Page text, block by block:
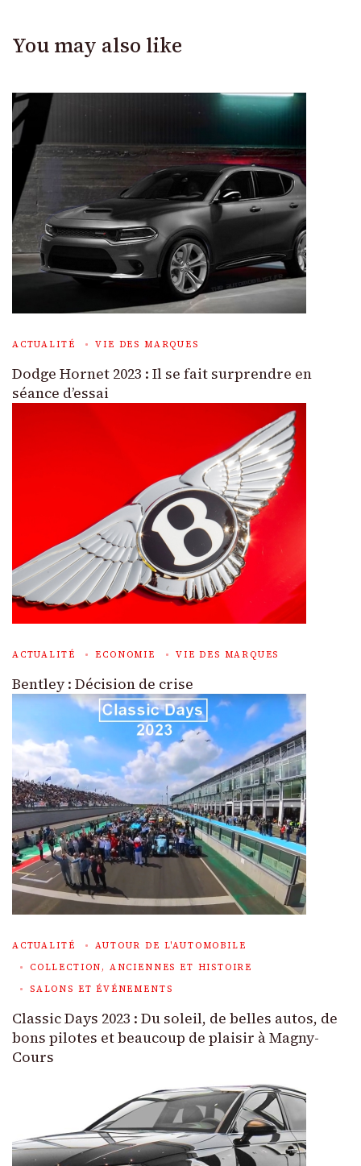
You may also like
ACTUALITÉ VIE DES MARQUES
Dodge Hornet 2023 : Il se fait surprendre en
séance d’essai
ACTUALITÉ ECONOMIE VIE DES MARQUES
Bentley : Décision de crise
ACTUALITÉ
AUTOUR DE L'AUTOMOBILE
COLLECTION, ANCIENNES ET HISTOIRE
SALONS ET ÉVÉNEMENTS
Classic Days 2023 : Du soleil, de belles autos, de
bons pilotes et beaucoup de plaisir à Magny-
Cours